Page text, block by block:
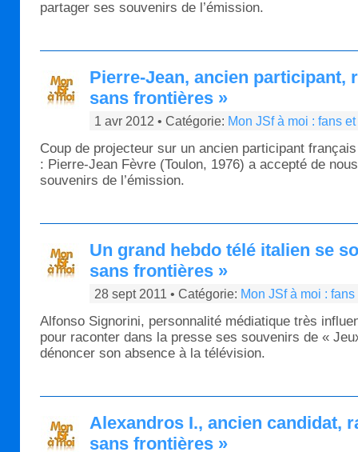
partager ses souvenirs de l’émission.
Pierre-Jean, ancien participant,
sans frontières »
1 avr 2012 • Catégorie: Mon JSf à moi : fans
Coup de projecteur sur un ancien participant
: Pierre-Jean Fèvre (Toulon, 1976) a accepté de
souvenirs de l’émission.
Un grand hebdo télé italien se
sans frontières »
28 sept 2011 • Catégorie: Mon JSf à moi :
Alfonso Signorini, personnalité médiatique très
pour raconter dans la presse ses souvenirs de «
dénoncer son absence à la télévision.
Alexandros I., ancien candidat,
sans frontières »